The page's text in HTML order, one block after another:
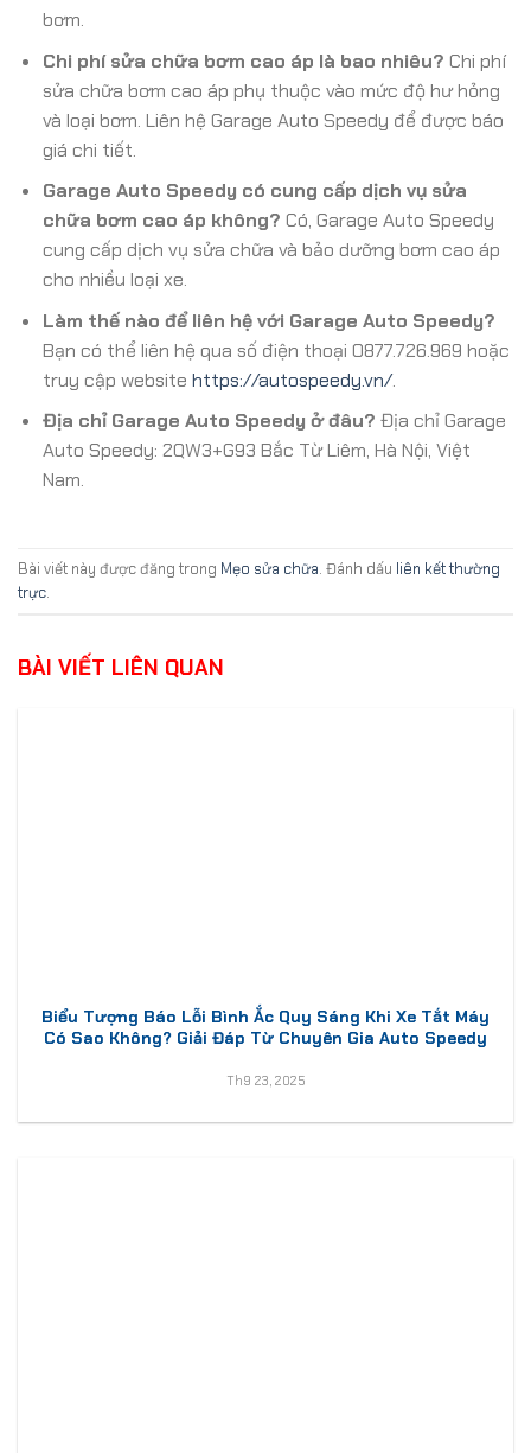
bơm.
Chi phí sửa chữa bơm cao áp là bao nhiêu? Chi phí
sửa chữa bơm cao áp phụ thuộc vào mức độ hư hỏng
và loại bơm. Liên hệ Garage Auto Speedy để được báo
giá chi tiết.
Garage Auto Speedy có cung cấp dịch vụ sửa
chữa bơm cao áp không? Có, Garage Auto Speedy
cung cấp dịch vụ sửa chữa và bảo dưỡng bơm cao áp
cho nhiều loại xe.
Làm thế nào để liên hệ với Garage Auto Speedy?
Bạn có thể liên hệ qua số điện thoại 0877.726.969 hoặc
truy cập website https://autospeedy.vn/.
Địa chỉ Garage Auto Speedy ở đâu? Địa chỉ Garage
Auto Speedy: 2QW3+G93 Bắc Từ Liêm, Hà Nội, Việt
Nam.
Bài viết này được đăng trong Mẹo sửa chữa. Đánh dấu liên kết thường
trực.
BÀI VIẾT LIÊN QUAN
Biểu Tượng Báo Lỗi Bình Ắc Quy Sáng Khi Xe Tắt Máy
Có Sao Không? Giải Đáp Từ Chuyên Gia Auto Speedy
Th9 23, 2025